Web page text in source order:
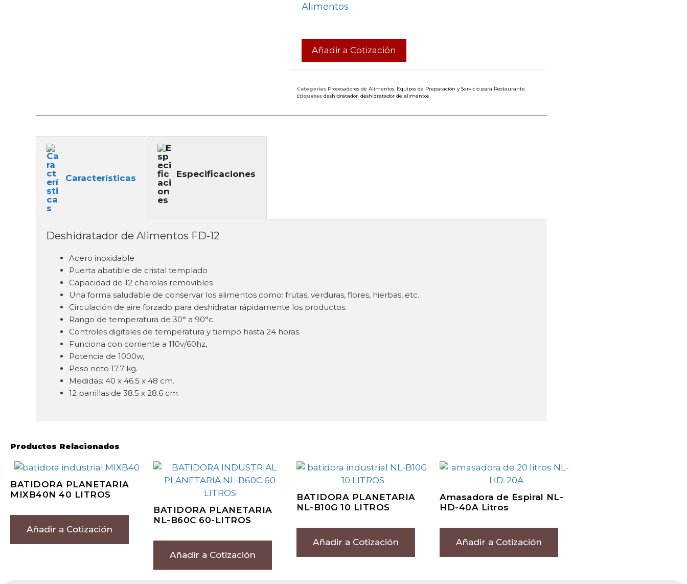
Alimentos
Añadir a Cotización
Categorías Procesadores de Alimentos Equipos de Preparación y Servicio para Restaurante
Etiquetas deshidratador deshidratador de alimentos
Características Especificaciones
Deshidratador de Alimentos FD-12
Acero inoxidable
Puerta abatible de cristal templado
Capacidad de 12 charolas removibles
Una forma saludable de conservar los alimentos como: frutas, verduras, flores, hierbas, etc.
Circulación de aire forzado para deshidratar rápidamente los productos.
Rango de temperatura de 30° a 90°c.
Controles digitales de temperatura y tiempo hasta 24 horas.
Funciona con corriente a 110v/60hz,
Potencia de 1000w,
Peso neto 17.7 kg.
Medidas: 40 x 46.5 x 48 cm.
12 parrillas de 38.5 x 28.6 cm
Productos Relacionados
BATIDORA PLANETARIA
MIXB40N 40 LITROS
Añadir a Cotización
BATIDORA PLANETARIA
NL-B60C 60-LITROS
Añadir a Cotización
BATIDORA PLANETARIA
NL-B10G 10 LITROS
Añadir a Cotización
Amasadora de Espiral NL-
HD-40A Litros
Añadir a Cotización